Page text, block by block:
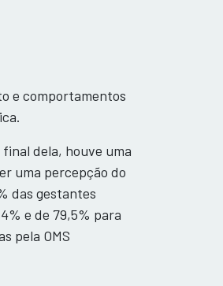
e comportamentos
dela, houve uma
uma percepção do
das gestantes
e de 79,5% para
pela OMS